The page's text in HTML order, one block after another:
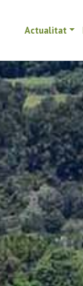
Actualitat